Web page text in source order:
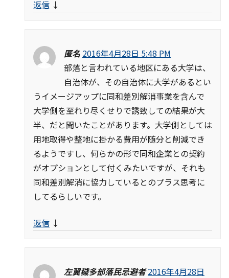
返信 ↓
匿名 2016年4月28日 5:48 PM
部落と言われている地区にある大学は、
自治体が、その自治体に大学があるとい
うイメージアップに同和差別解消事業を含んで
大学側を至れり尽くせりで誘致しての結果が大
半、だと聞いたことがあります。大学側としては
用地取得や整地に掛かる費用が随分と削減でき
るようですし、何らかの形で同和企業との契約
がオプションとして付くみたいですが、それも
同和差別解消に協力しているとのプラス思考に
してるらしいです。
返信 ↓
左翼穢多部落民忌避者 2016年4月28日